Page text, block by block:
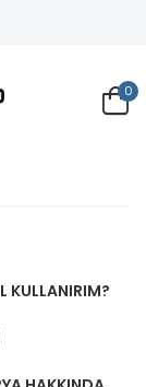
0
KULLANIRIM?